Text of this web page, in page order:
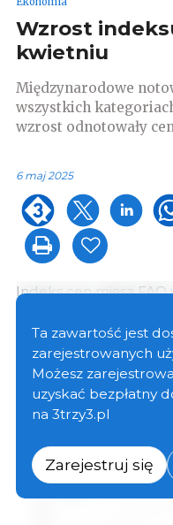
Wzrost
kwietniu
Międzynarodowe
wszystkich
wzrost odnotowały
6 maj 2025
Indeks cen mięsa
porównaniu z
niż rok wcześniej.
Ta zawartość jest
zarejestrowanych
Możesz
uzyskać bezpłatny
na 3trzy3.pl
Zarejestruj się